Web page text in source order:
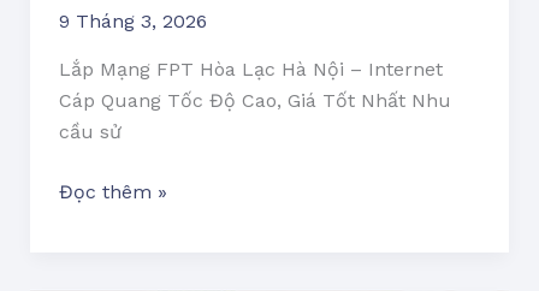
9 Tháng 3, 2026
Lắp Mạng FPT Hòa Lạc Hà Nội – Internet
Cáp Quang Tốc Độ Cao, Giá Tốt Nhất Nhu
cầu sử
0968025375
Đọc thêm »